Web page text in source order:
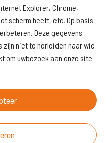
Explorer, Chrome,
scherm heeft, etc. Op basis
Deze gegevens
zijn niet te herleiden naar wie
om uwbezoek aan onze site